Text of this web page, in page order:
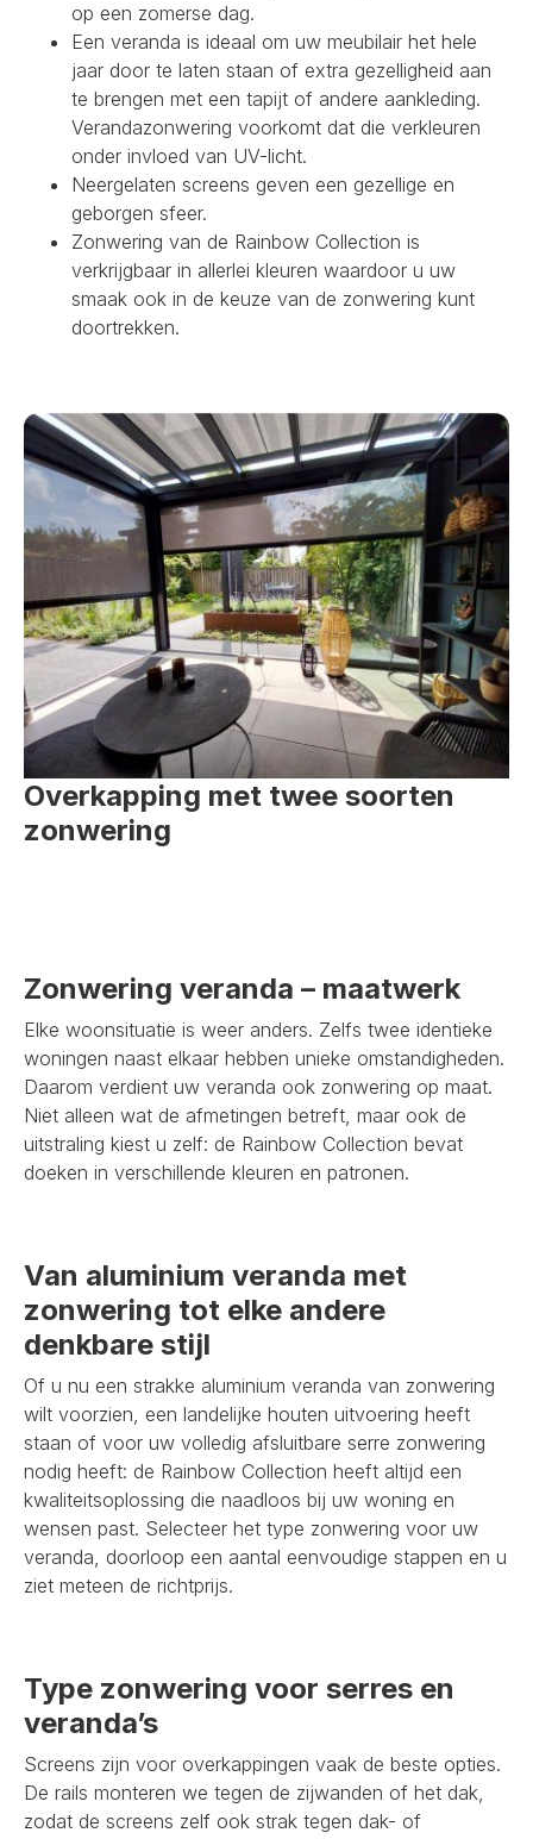
op een zomerse dag.
Een veranda is ideaal om uw meubilair het hele
jaar door te laten staan of extra gezelligheid aan
te brengen met een tapijt of andere aankleding.
Verandazonwering voorkomt dat die verkleuren
onder invloed van UV-licht.
Neergelaten screens geven een gezellige en
geborgen sfeer.
Zonwering van de Rainbow Collection is
verkrijgbaar in allerlei kleuren waardoor u uw
smaak ook in de keuze van de zonwering kunt
doortrekken.
Overkapping met twee soorten
zonwering
Zonwering veranda – maatwerk
Elke woonsituatie is weer anders. Zelfs twee identieke
woningen naast elkaar hebben unieke omstandigheden.
Daarom verdient uw veranda ook zonwering op maat.
Niet alleen wat de afmetingen betreft, maar ook de
uitstraling kiest u zelf: de Rainbow Collection bevat
doeken in verschillende kleuren en patronen.
Van aluminium veranda met
zonwering tot elke andere
denkbare stijl
Of u nu een strakke aluminium veranda van zonwering
wilt voorzien, een landelijke houten uitvoering heeft
staan of voor uw volledig afsluitbare serre zonwering
nodig heeft: de Rainbow Collection heeft altijd een
kwaliteitsoplossing die naadloos bij uw woning en
wensen past. Selecteer het type zonwering voor uw
veranda, doorloop een aantal eenvoudige stappen en u
ziet meteen de richtprijs.
Type zonwering voor serres en
veranda’s
Screens zijn voor overkappingen vaak de beste opties.
De rails monteren we tegen de zijwanden of het dak,
zodat de screens zelf ook strak tegen dak- of